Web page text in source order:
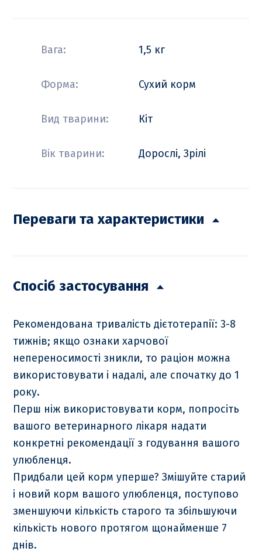
Вага: 1,5 кг
Форма: Сухий корм
Вид тварини: Кіт
Вік тварини: Дорослі, Зрілі
Переваги та характеристики
Спосіб застосування
Рекомендована тривалість дієтотерапії: 3-8
тижнів; якщо ознаки харчової
непереносимості зникли, то раціон можна
використовувати і надалі, але спочатку до 1
року.
Перш ніж використовувати корм, попросіть
вашого ветеринарного лікаря надати
конкретні рекомендації з годування вашого
улюбленця.
Придбали цей корм уперше? Змішуйте старий
і новий корм вашого улюбленця, поступово
зменшуючи кількість старого та збільшуючи
кількість нового протягом щонайменше 7
днів.